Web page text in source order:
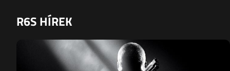
R6S HÍREK